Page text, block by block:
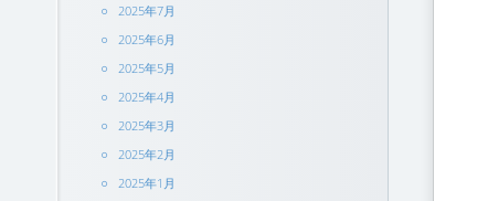
2025年7月
2025年6月
2025年5月
2025年4月
2025年3月
2025年2月
2025年1月